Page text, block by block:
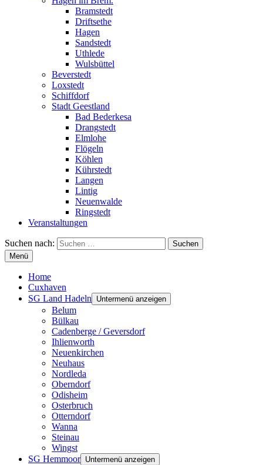
Bramstedt
Driftsethe
Hagen
Sandstedt
Uthlede
Wulsbüttel
Beverstedt
Loxstedt
Schiffdorf
Stadt Geestland
Bad Bederkesa
Drangstedt
Elmlohe
Flögeln
Köhlen
Kührstedt
Langen
Lintig
Neuenwalde
Ringstedt
Veranstaltungen
Suchen nach:
Menü
Home
Cuxhaven
SG Land Hadeln
Untermenü anzeigen
Belum
Bülkau
Cadenberge / Geversdorf
Ihlienworth
Neuenkirchen
Neuhaus
Nordleda
Oberndorf
Odisheim
Osterbruch
Otterndorf
Wanna
Steinau
Wingst
SG Hemmoor Untermenü anzeigen